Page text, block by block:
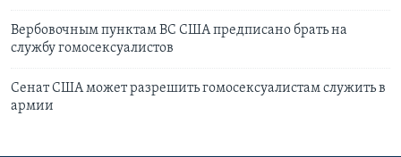
Вербовочным пунктам ВС США предписано брать на
службу гомосексуалистов
Сенат США может разрешить гомосексуалистам служить в
армии